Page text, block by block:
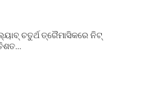
ଚତୁର୍ଥ ତ୍ରୈମାସିକରେ ନିଟ୍